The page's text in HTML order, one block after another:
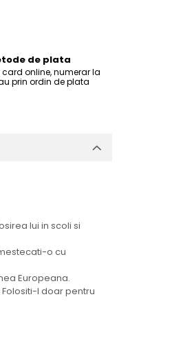
de plata
online, numerar la
prin ordin de plata
lui in scoli si
o cu
Europeana.
l doar pentru